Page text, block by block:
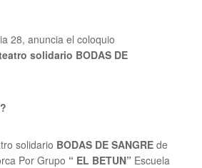
28, anuncia el coloquio
solidario BODAS DE
solidario BODAS DE SANGREde
Por Grupo “ EL BETUN”Escuela